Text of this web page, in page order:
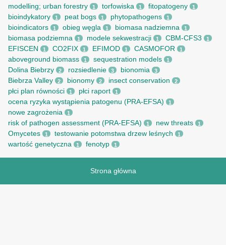
modelling; urban forestry 1 torfowiska 1 fitopatogeny 1
bioindykatory 1 peat bogs 1 phytopathogens 1
bioindicators 1 obieg węgla 1 biomasa nadziemna 1
biomasa podziemna 1 modele sekwestracji 1 CBM-CFS3 1
EFISCEN 1 CO2FIX 1 EFIMOD 1 CASMOFOR 1
aboveground biomass 1 sequestration models 1
Dolina Biebrzy 2 rozsiedlenie 3 bionomia 3
Biebrza Valley 2 bionomy 2 insect conservation 2
płci plan równości 1 płci raport 1
ocena ryzyka wystąpienia patogenu (PRA-EFSA) 1
nowe zagrożenia 1
risk of pathogen assessment (PRA-EFSA) 1 new threats 1
Omycetes 1 testowanie potomstwa drzew leśnych 1
wartość genetyczna 1 fenotyp 1
Strona główna